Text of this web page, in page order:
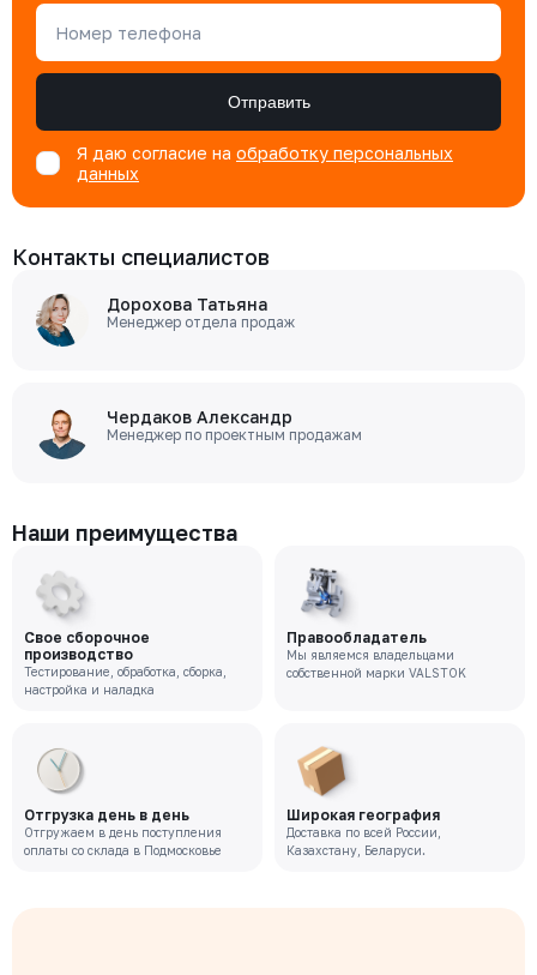
Номер телефона
Отправить
Я даю согласие на обработку персональных
данных
Контакты специалистов
Дорохова Татьяна
Менеджер отдела продаж
Чердаков Александр
Менеджер по проектным продажам
Наши преимущества
Свое сборочное
производство
Тестирование, обработка, сборка,
настройка и наладка
Правообладатель
Мы являемся владельцами
собственной марки VALSTOK
Отгрузка день в день
Отгружаем в день поступления
оплаты со склада в Подмосковье
Широкая география
Доставка по всей России,
Казахстану, Беларуси.